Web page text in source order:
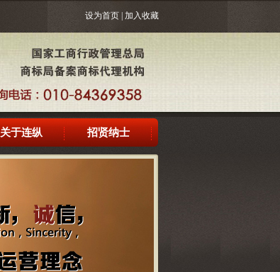
设为首页 加入收藏
关于连纵 招贤纳士